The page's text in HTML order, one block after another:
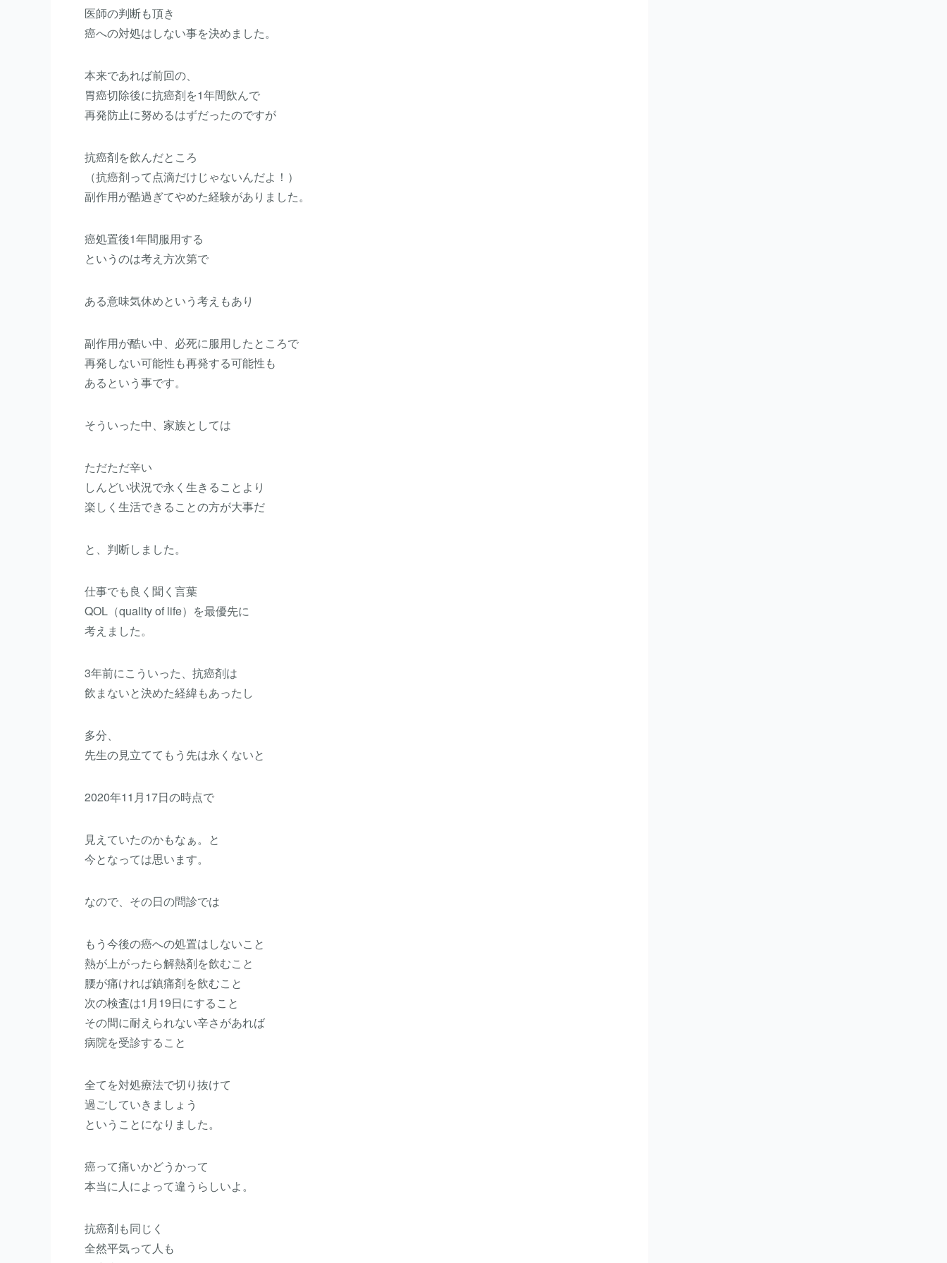
医師の判断も頂き
癌への対処はしない事を決めました。
本来であれば前回の、
胃癌切除後に抗癌剤を1年間飲んで
再発防止に努めるはずだったのですが
抗癌剤を飲んだところ
（抗癌剤って点滴だけじゃないんだよ！）
副作用が酷過ぎてやめた経験がありました。
癌処置後1年間服用する
というのは考え方次第で
ある意味気休めという考えもあり
副作用が酷い中、必死に服用したところで
再発しない可能性も再発する可能性も
あるという事です。
そういった中、家族としては
ただただ辛い
しんどい状況で永く生きることより
楽しく生活できることの方が大事だ
と、判断しました。
仕事でも良く聞く言葉
QOL（quality of life）を最優先に
考えました。
3年前にこういった、抗癌剤は
飲まないと決めた経緯もあったし
多分、
先生の見立ててもう先は永くないと
2020年11月17日の時点で
見えていたのかもなぁ。と
今となっては思います。
なので、その日の問診では
もう今後の癌への処置はしないこと
熱が上がったら解熱剤を飲むこと
腰が痛ければ鎮痛剤を飲むこと
次の検査は1月19日にすること
その間に耐えられない辛さがあれば
病院を受診すること
全てを対処療法で切り抜けて
過ごしていきましょう
ということになりました。
癌って痛いかどうかって
本当に人によって違うらしいよ。
抗癌剤も同じく
全然平気って人も